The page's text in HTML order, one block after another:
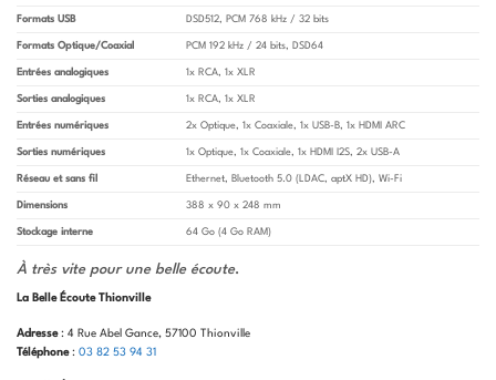
Formats USB DSD512, PCM 768 kHz / 32 bits
Formats Optique/Coaxial PCM 192 kHz / 24 bits, DSD64
Entrées analogiques 1x RCA, 1x XLR
Sorties analogiques 1x RCA, 1x XLR
Entrées numériques 2x Optique, 1x Coaxiale, 1x USB-B, 1x HDMI ARC
Sorties numériques 1x Optique, 1x Coaxiale, 1x HDMI I2S, 2x USB-A
Réseau et sans fil Ethernet, Bluetooth 5.0 (LDAC, aptX HD), Wi-Fi
Dimensions 388 x 90 x 248 mm
Stockage interne 64 Go (4 Go RAM)
À très vite pour une belle écoute.
La Belle Écoute Thionville
Adresse: 4 Rue Abel Gance, 57100 Thionville
Téléphone: 03 82 53 94 31